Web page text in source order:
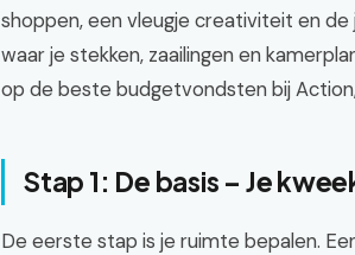
shoppen, een vleugje creativiteit en
waar je stekken, zaailingen en
op de beste budgetvondsten bij
Stap 1: De basis – Je
De eerste stap is je ruimte bepalen.